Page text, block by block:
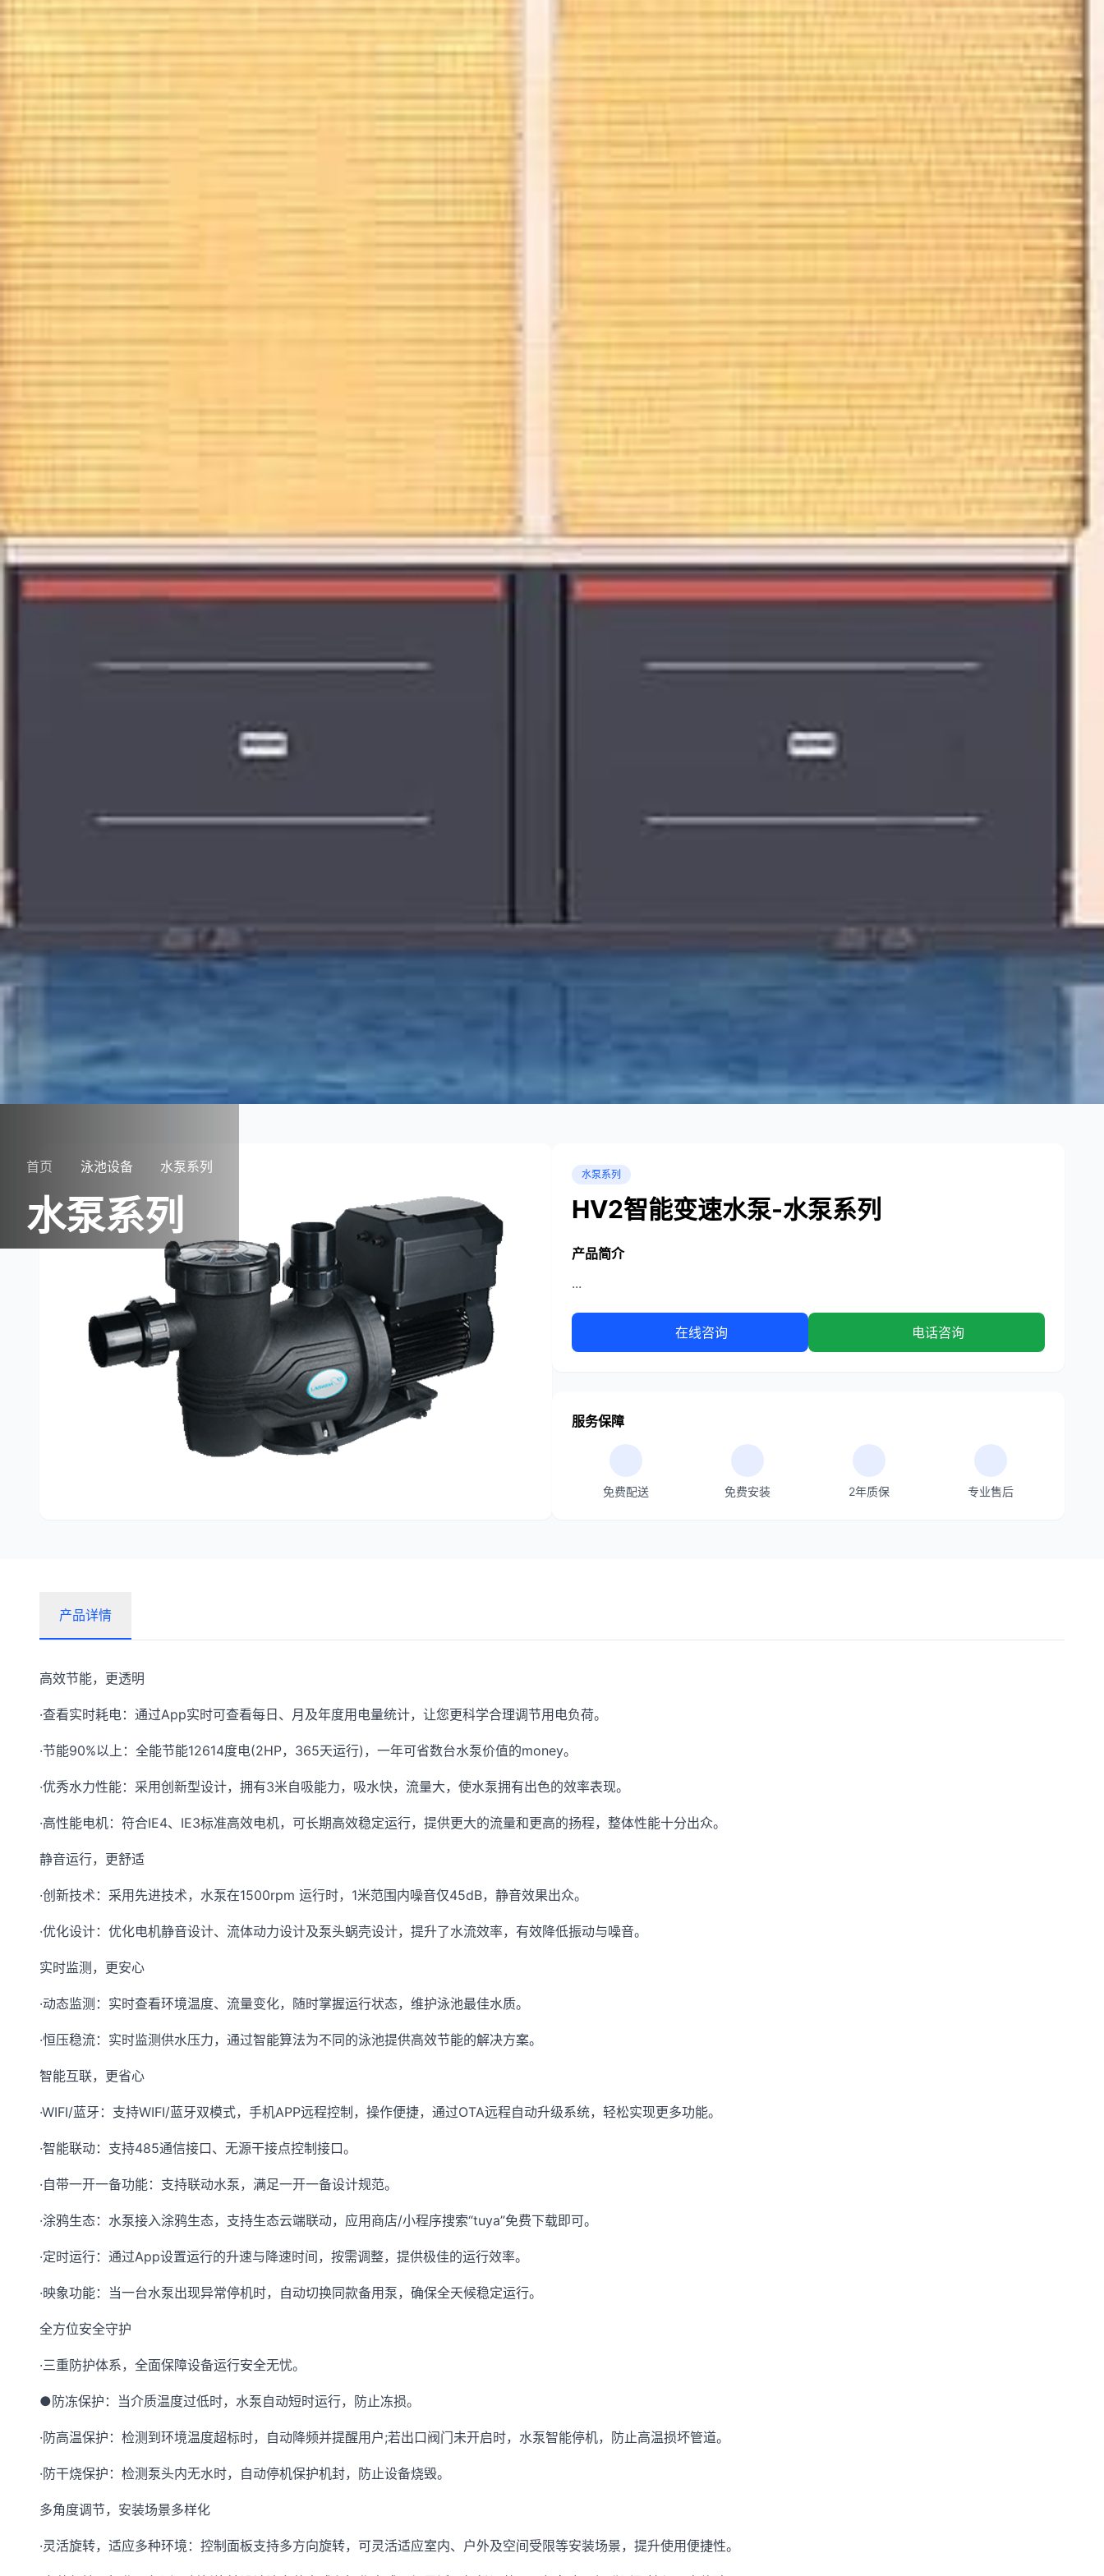
首页 泳池设备 水泵系列
水泵系列
水泵系列
HV2智能变速水泵-水泵系列
产品简介
...
在线咨询 电话咨询
服务保障
免费配送 免费安装 2年质保 专业售后
产品详情
高效节能，更透明
·查看实时耗电：通过App实时可查看每日、月及年度用电量统计，让您更科学合理调节用电负荷。
·节能90%以上：全能节能12614度电(2HP，365天运行)，一年可省数台水泵价值的money。
·优秀水力性能：采用创新型设计，拥有3米自吸能力，吸水快，流量大，使水泵拥有出色的效率表现。
·高性能电机：符合IE4、IE3标准高效电机，可长期高效稳定运行，提供更大的流量和更高的扬程，整体性能十分出众。
静音运行，更舒适
·创新技术：采用先进技术，水泵在1500rpm 运行时，1米范围内噪音仅45dB，静音效果出众。
·优化设计：优化电机静音设计、流体动力设计及泵头蜗壳设计，提升了水流效率，有效降低振动与噪音。
实时监测，更安心
·动态监测：实时查看环境温度、流量变化，随时掌握运行状态，维护泳池最佳水质。
·恒压稳流：实时监测供水压力，通过智能算法为不同的泳池提供高效节能的解决方案。
智能互联，更省心
·WIFI/蓝牙：支持WIFI/蓝牙双模式，手机APP远程控制，操作便捷，通过OTA远程自动升级系统，轻松实现更多功能。
·智能联动：支持485通信接口、无源干接点控制接口。
·自带一开一备功能：支持联动水泵，满足一开一备设计规范。
·涂鸦生态：水泵接入涂鸦生态，支持生态云端联动，应用商店/小程序搜索“tuya”免费下载即可。
·定时运行：通过App设置运行的升速与降速时间，按需调整，提供极佳的运行效率。
·映象功能：当一台水泵出现异常停机时，自动切换同款备用泵，确保全天候稳定运行。
全方位安全守护
·三重防护体系，全面保障设备运行安全无忧。
●防冻保护：当介质温度过低时，水泵自动短时运行，防止冻损。
·防高温保护：检测到环境温度超标时，自动降频并提醒用户;若出口阀门未开启时，水泵智能停机，防止高温损坏管道。
·防干烧保护：检测泵头内无水时，自动停机保护机封，防止设备烧毁。
多角度调节，安装场景多样化
·灵活旋转，适应多种环境：控制面板支持多方向旋转，可灵活适应室内、户外及空间受限等安装场景，提升使用便捷性。